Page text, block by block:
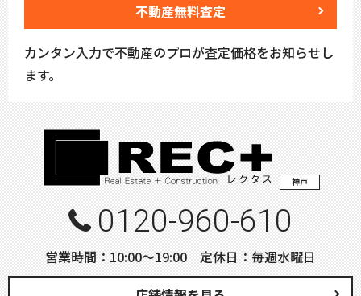
不動産無料査定
カンタン入力で不動産のプロが査定価格をお知らせし
ます。
神戸
0120-960-610
営業時間：10:00〜19:00 定休日：毎週水曜日